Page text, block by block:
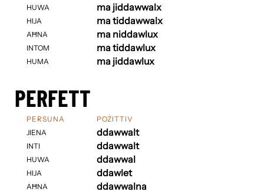
HUWA
HIJA
AĦNA
INTOM
HUMA
ma jiddawwalx
ma tiddawwalx
ma niddawlux
ma tiddawlux
ma jiddawlux
PERFETT
PERSUNA
JIENA
INTI
HUWA
HIJA
AĦNA
POŻITTIV
ddawwalt
ddawwalt
ddawwal
ddawlet
ddawwalna